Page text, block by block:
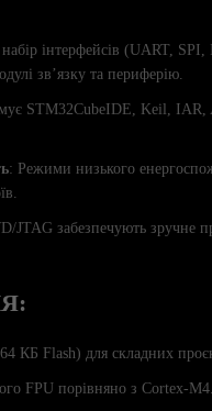
інтерфейсів (UART,
зв’язку та периферію.
STM32CubeIDE, Keil,
: Режими низького
JTAG забезпечують зручне
КБ Flash) для складних
FPU порівняно з Cortex-M4.